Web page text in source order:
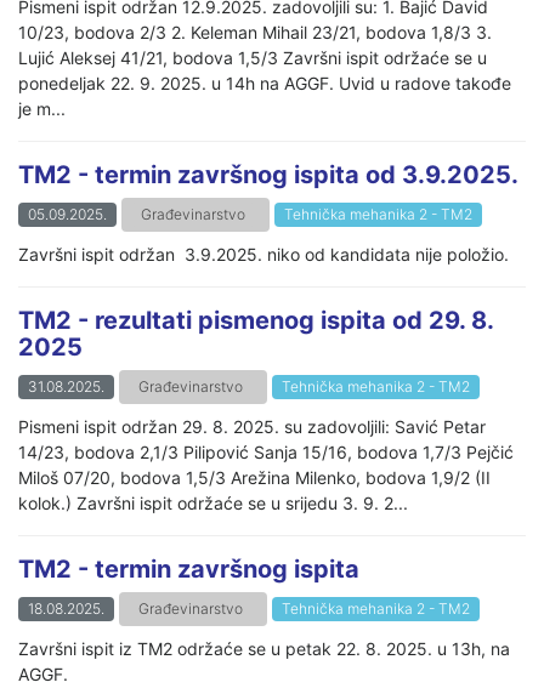
Pismeni ispit održan 12.9.2025. zadovoljili su: 1. Bajić David
10/23, bodova 2/3 2. Keleman Mihail 23/21, bodova 1,8/3 3.
Lujić Aleksej 41/21, bodova 1,5/3 Završni ispit održaće se u
ponedeljak 22. 9. 2025. u 14h na AGGF. Uvid u radove takođe
je m...
TM2 - termin završnog ispita od 3.9.2025.
05.09.2025. Građevinarstvo Tehnička mehanika 2 - TM2
Završni ispit održan 3.9.2025. niko od kandidata nije položio.
TM2 - rezultati pismenog ispita od 29. 8.
2025
31.08.2025. Građevinarstvo Tehnička mehanika 2 - TM2
Pismeni ispit održan 29. 8. 2025. su zadovoljili: Savić Petar
14/23, bodova 2,1/3 Pilipović Sanja 15/16, bodova 1,7/3 Pejčić
Miloš 07/20, bodova 1,5/3 Arežina Milenko, bodova 1,9/2 (II
kolok.) Završni ispit održaće se u srijedu 3. 9. 2...
TM2 - termin završnog ispita
18.08.2025. Građevinarstvo Tehnička mehanika 2 - TM2
Završni ispit iz TM2 održaće se u petak 22. 8. 2025. u 13h, na
AGGF.